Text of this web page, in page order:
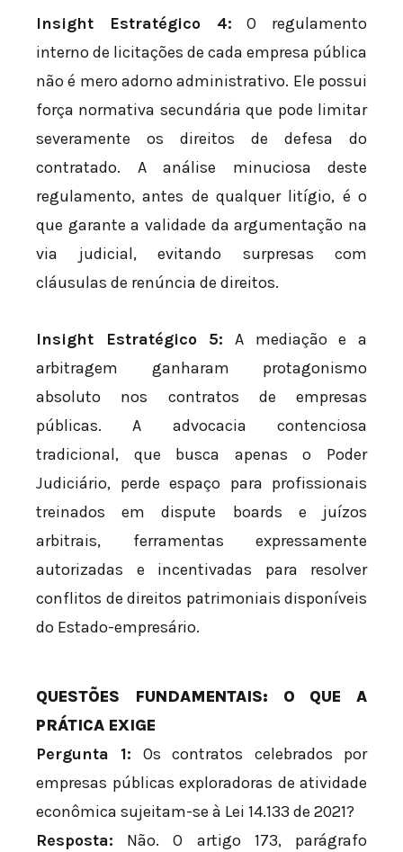
Insight Estratégico 4: O regulamento
interno de licitações de cada empresa pública
não é mero adorno administrativo. Ele possui
força normativa secundária que pode limitar
severamente os direitos de defesa do
contratado. A análise minuciosa deste
regulamento, antes de qualquer litígio, é o
que garante a validade da argumentação na
via judicial, evitando surpresas com
cláusulas de renúncia de direitos.
Insight Estratégico 5: A mediação e a
arbitragem ganharam protagonismo
absoluto nos contratos de empresas
públicas. A advocacia contenciosa
tradicional, que busca apenas o Poder
Judiciário, perde espaço para profissionais
treinados em dispute boards e juízos
arbitrais, ferramentas expressamente
autorizadas e incentivadas para resolver
conflitos de direitos patrimoniais disponíveis
do Estado-empresário.
QUESTÕES FUNDAMENTAIS: O QUE A
PRÁTICA EXIGE
Pergunta 1: Os contratos celebrados por
empresas públicas exploradoras de atividade
econômica sujeitam-se à Lei 14.133 de 2021?
Resposta: Não. O artigo 173, parágrafo